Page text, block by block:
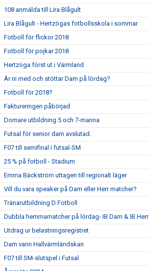
108 anmälda till Lira Blågult
Lira Blågult - Hertzögas fotbollsskola i sommar
Fotboll för flickor 2018
Fotboll för pojkar 2018
Hertzöga först ut i Värmland
Är ni med och stöttar Dam på lördag?
Fotboll för 2018?
Faktureringen påbörjad
Domare utbildning 5 och 7-manna
Futsal för senior dam avslutad.
F07 till semifinal i futsal-SM
25 % på fotboll - Stadium
Emma Bäckström uttagen till regionalt läger
Vill du vara speaker på Dam eller Herr matcher?
Tränarutbildning D Fotboll
Dubbla hemmamatcher på lördag- IB Dam & IB Herr
Utdrag ur belastningsregistret
Dam vann Hallvärmländskan
F07 till SM-slutspel i Futsal